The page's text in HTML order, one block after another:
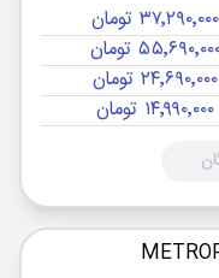
۳۷٬۲۹۰٬۰۰۰ تومان
تومان
۲۴٬۶۹۰٬۰۰۰ تومان
۱۴٬۹۹۰٬۰۰۰ تومان